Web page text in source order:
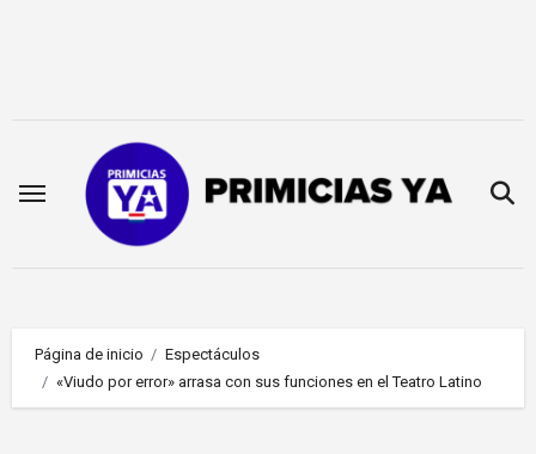
Página de inicio
Espectáculos
«Viudo por error» arrasa con sus funciones en el Teatro Latino